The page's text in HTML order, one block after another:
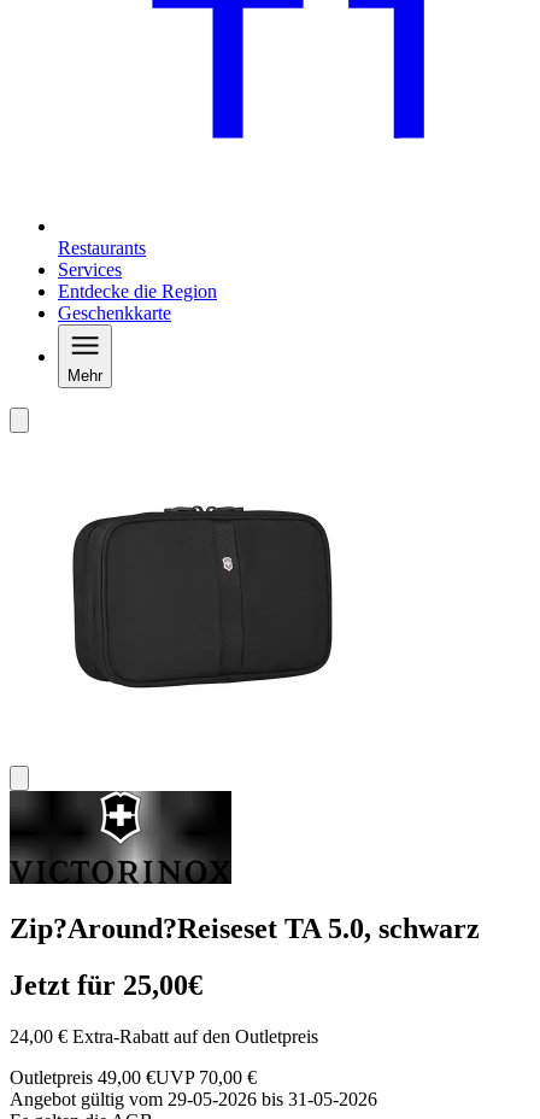
Restaurants
Services
Entdecke die Region
Geschenkkarte
Mehr
Zip?Around?Reiseset TA 5.0, schwarz
Jetzt für 25,00€
24,00 € Extra-Rabatt auf den Outletpreis
Outletpreis 49,00 €UVP 70,00 €
Angebot gültig vom 29-05-2026 bis 31-05-2026